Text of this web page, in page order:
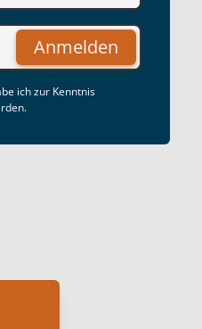
Anmelden
ich zur Kenntnis